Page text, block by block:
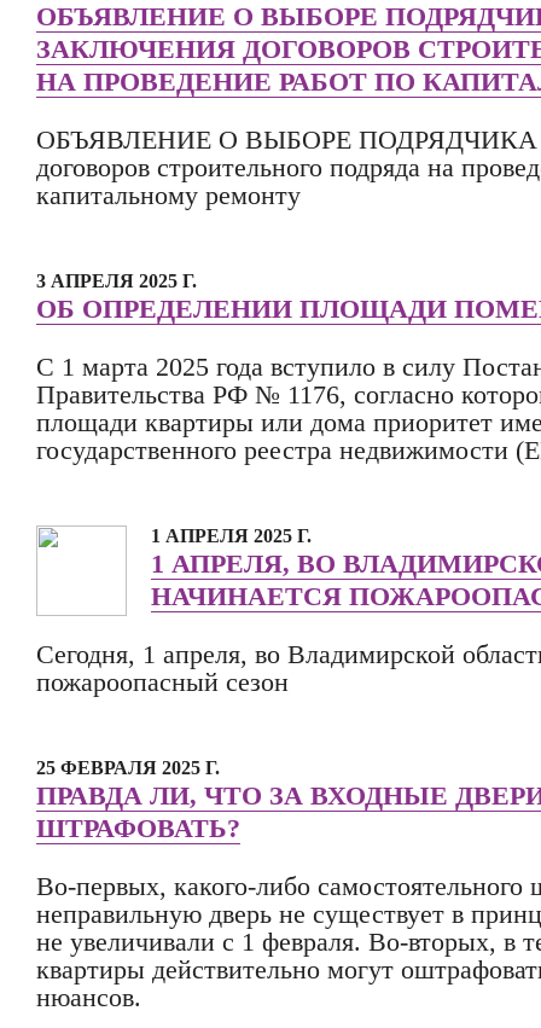
ОБЪЯВЛЕНИЕ О ВЫБОРЕ
ЗАКЛЮЧЕНИЯ ДОГОВОРОВ
НА ПРОВЕДЕНИЕ РАБОТ ПО
ОБЪЯВЛЕНИЕ О ВЫБОРЕ ПОДРЯДЧИКА
договоров строительного подряда на
капитальному ремонту
3 АПРЕЛЯ 2025 Г.
ОБ ОПРЕДЕЛЕНИИ ПЛОЩАДИ
С 1 марта 2025 года вступило в силу
Правительства РФ № 1176, согласно
площади квартиры или дома приоритет
государственного реестра недвижимости
1 АПРЕЛЯ 2025 Г.
1 АПРЕЛЯ, ВО
НАЧИНАЕТСЯ
Сегодня, 1 апреля, во Владимирской
пожароопасный сезон
25 ФЕВРАЛЯ 2025 Г.
ПРАВДА ЛИ, ЧТО ЗА ВХОДНЫЕ
ШТРАФОВАТЬ?
Во-первых, какого-либо самостоятельного
неправильную дверь не существует в
не увеличивали с 1 февраля. Во-вторых, в
квартиры действительно могут
нюансов.